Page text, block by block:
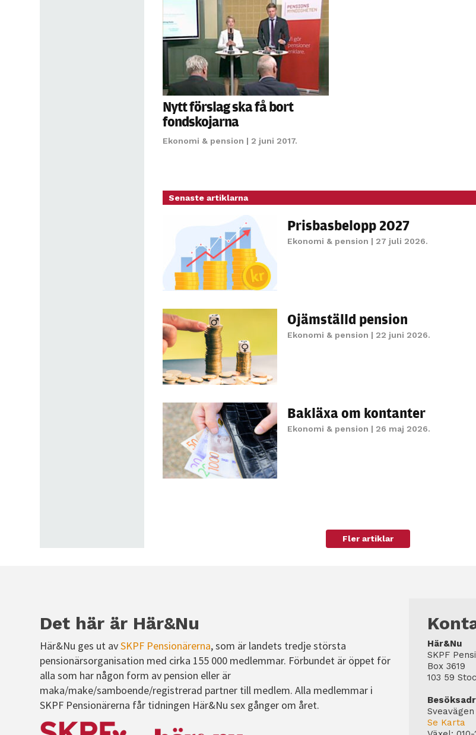
Nytt förslag ska få bort
fondskojarna
Ekonomi & pension | 2 juni 2017.
Senaste artiklarna
Prisbasbelopp 2027
Ekonomi & pension | 27 juli 2026.
Ojämställd pension
Ekonomi & pension | 22 juni 2026.
Bakläxa om kontanter
Ekonomi & pension | 26 maj 2026.
Fler artiklar
Det här är Här&Nu
Här&Nu ges ut avSKPF Pensionärerna, som är landets tredje största
pensionärsorganisation med cirka 155 000 medlemmar. Förbundet är öppet för
alla som har någon form av pension eller är
maka/make/samboende/registrerad partner till medlem. Alla medlemmar i
SKPF Pensionärerna får tidningen Här&Nu sex gånger om året.
Här&Nu
SKPF
Box 3619
103 59
Se Karta
och